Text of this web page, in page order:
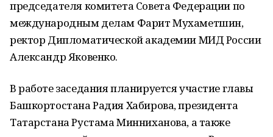
председателя комитета Совета Федерации по
международным делам Фарит Мухаметшин,
ректор Дипломатической академии МИД России
Александр Яковенко.
В работе заседания планируется участие главы
Башкортостана Радия Хабирова, президента
Татарстана Рустама Минниханова, а также